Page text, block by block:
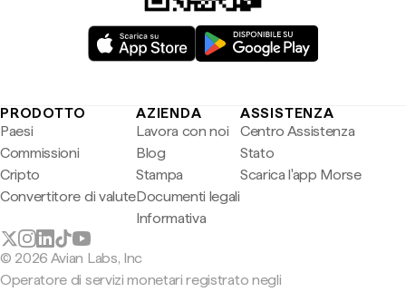
PRODOTTO
Paesi
Commissioni
Cripto
Convertitore di valute
AZIENDA
Lavora con noi
Blog
Stampa
Documenti legali
Informativa
ASSISTENZA
Centro Assistenza
Stato
Scarica l'app Morse
© 2026 Avian Labs, Inc
Operatore di servizi monetari registrato negli